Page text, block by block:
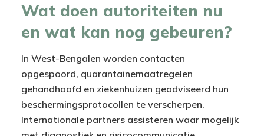
Wat doen autoriteiten nu
en wat kan nog gebeuren?
In West-Bengalen worden contacten
opgespoord, quarantainemaatregelen
gehandhaafd en ziekenhuizen geadviseerd hun
beschermingsprotocollen te verscherpen.
Internationale partners assisteren waar mogelijk